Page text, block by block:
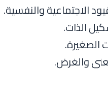
الاجتماعية والنفسية.
الذات.
الصغيرة.
والغرض.